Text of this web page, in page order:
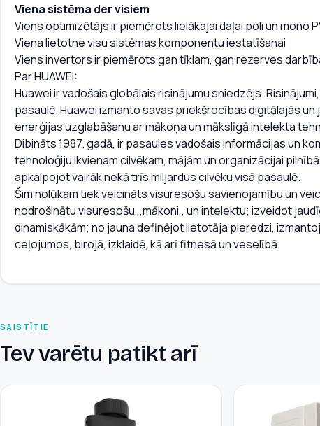
Viena sistēma der visiem
Viens optimizētājs ir piemērots lielākajai daļai poli un mono
Viena lietotne visu sistēmas komponentu iestatīšanai
Viens invertors ir piemērots gan tīklam, gan rezerves
Par HUAWEI:
Huawei ir vadošais globālais risinājumu sniedzējs.
pasaulē. Huawei izmanto savas priekšrocības digitālajās
enerģijas uzglabāšanu ar mākoņa un mākslīgā intelekta
Dibināts 1987. gadā, ir pasaules vadošais informācijas un
tehnoloģiju ikvienam cilvēkam, mājām un organizācijai
apkalpojot vairāk nekā trīs miljardus cilvēku visā pasaulē.
Šim nolūkam tiek veicināts visuresošu savienojamību un
nodrošinātu visuresošu ,,mākoni,, un intelektu; izveidot
dinamiskākām; no jauna definējot lietotāja pieredzi,
ceļojumos, birojā, izklaidē, kā arī fitnesā un veselībā.
SAISTĪTIE
Tev varētu patikt arī